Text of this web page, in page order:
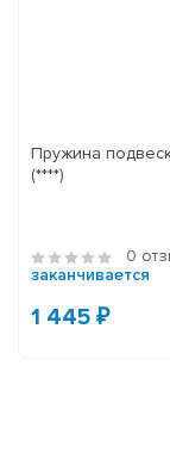
Пружина
(****)
0
заканчивается
1 445 ₽